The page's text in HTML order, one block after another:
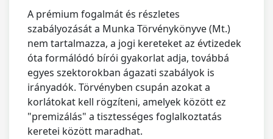
A prémium fogalmát és részletes
szabályozását a Munka Törvénykönyve (Mt.)
nem tartalmazza, a jogi kereteket az évtizedek
óta formálódó bírói gyakorlat adja, továbbá
egyes szektorokban ágazati szabályok is
irányadók. Törvényben csupán azokat a
korlátokat kell rögzíteni, amelyek között ez
"premizálás" a tisztességes foglalkoztatás
keretei között maradhat.